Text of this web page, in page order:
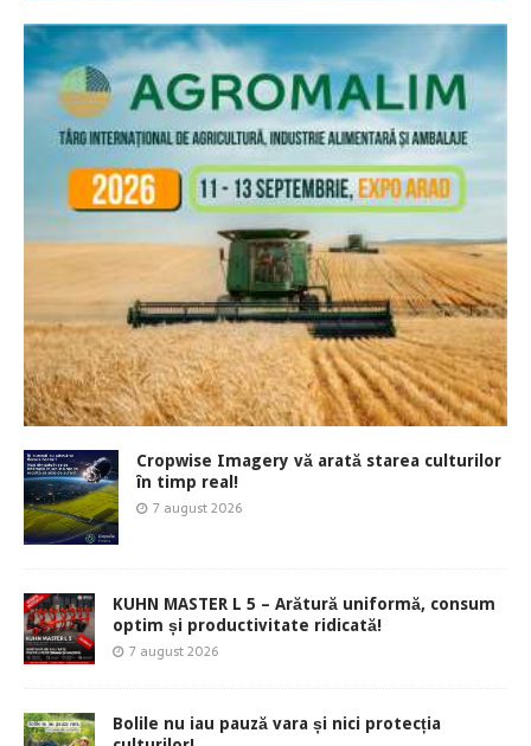
Cropwise Imagery vă arată starea culturilor
în timp real!
7 august 2026
KUHN MASTER L 5 – Arătură uniformă, consum
optim și productivitate ridicată!
7 august 2026
Bolile nu iau pauză vara și nici protecția